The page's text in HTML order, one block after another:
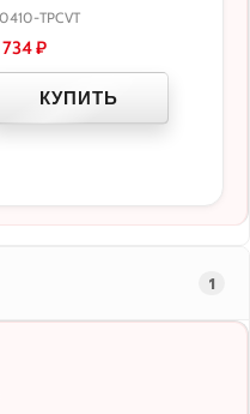
TPCVT
734₽
КУПИТЬ
1